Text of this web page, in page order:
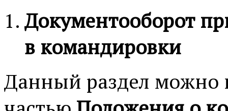
Документооборот
в командировки
Данный раздел можно